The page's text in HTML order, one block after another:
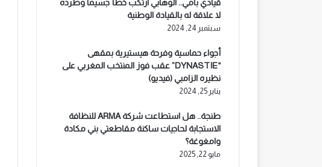
قيادي بامي.. الوهابي ارتكب خطأ جسيما وطرده
لا علاقة له بالقيادة الوطنية
سبتمبر 24, 2024
أجواء حماسية وفرحة هيستيرية بمقهى
“DYNASTIE” عقب فوز المنتخب المغربي على
نظيره الزامبي (فيديو)
يناير 25, 2024
طنجة.. هل استطاعت شركة ARMA للنظافة
الاستجابة لحاجيات ساكنة مقاطعتي بني مكادة
وامغوغة؟
مايو 22, 2025